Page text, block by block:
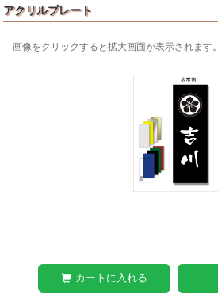
アクリルプレート
画像をクリックすると拡大画面が表示されます。
カートに入れる